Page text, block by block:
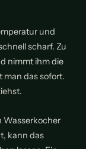
und
scharf. Zu
nimmt ihm die
man das sofort.
Wasserkocher
kann das